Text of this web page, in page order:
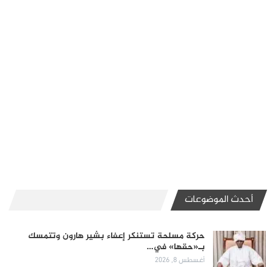
أحدث الموضوعات
حركة مسلحة تستنكر إعفاء بشير هارون وتتمسك
بـ«حقها» في…
أغسطس 8, 2026